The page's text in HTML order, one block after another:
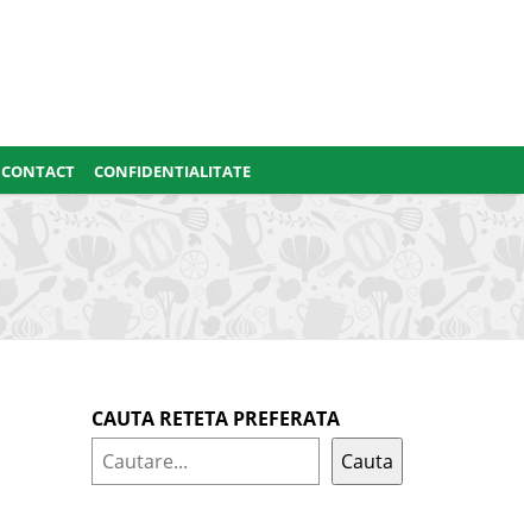
CONTACT CONFIDENTIALITATE
CAUTA RETETA PREFERATA
Cauta